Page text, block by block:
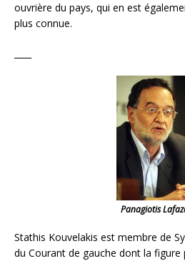
ouvrière du pays, qui en est
plus connue.
Panagiotis
Stathis Kouvelakis est membre de
du Courant de gauche dont la figure